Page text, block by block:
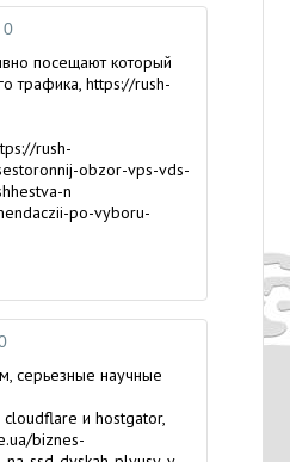
0
посещают который
трафика, https://rush-
rush-
obzor-vps-vds-
n
po-vyboru-
серьезные научные
cloudflare и hostgator,
biznes-